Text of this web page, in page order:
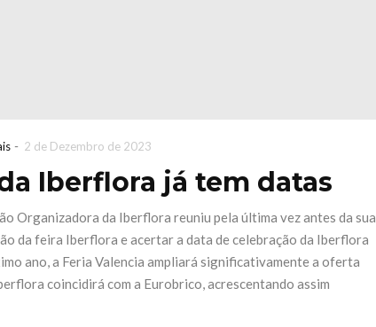
- 2 de Dezembro de 2023
Iberflora já tem datas
Organizadora da Iberflora reuniu pela última vez antes da sua
da feira Iberflora e acertar a data de celebração da Iberflora
ano, a Feria Valencia ampliará significativamente a oferta
coincidirá com a Eurobrico, acrescentando assim